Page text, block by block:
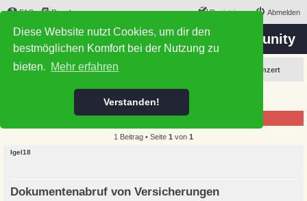
Diese Website nutzt Cookies, um dir den
bestmöglichen Komfort bei der Nutzung zu
bieten. Mehr erfahren
Verstanden!
FAQ Regeln Abmelden
Registrieren
the 'Hibiscus-Scripting Project' Community
Foren-Übersicht Allgemein Das Leben ist doch ein Wunschkonzert
Dokumentenabruf von Versicherungen
1 Beitrag • Seite 1 von 1
Igel18
Dokumentenabruf von Versicherungen